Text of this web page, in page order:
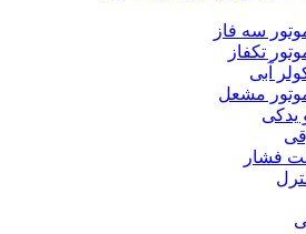
سه فاز
تکفاز
آبی
مشعل
یدکی
فشار